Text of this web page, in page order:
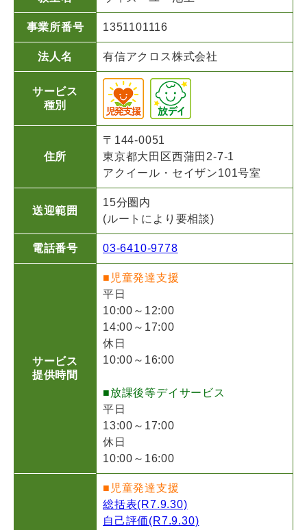
事業所番号 1351101116
法人名 有信アクロス株式会社
サービス
種別
住所
〒144-0051
東京都大田区西蒲田2-7-1
アクイール・セイザン101号室
送迎範囲
15分圏内
(ルートにより要相談)
電話番号 03-6410-9778
サービス
提供時間
■児童発達支援
平日
10:00～12:00
14:00～17:00
休日
10:00～16:00
■放課後等デイサービス
平日
13:00～17:00
休日
10:00～16:00
■児童発達支援
総括表(R7.9.30)
自己評価(R7.9.30)